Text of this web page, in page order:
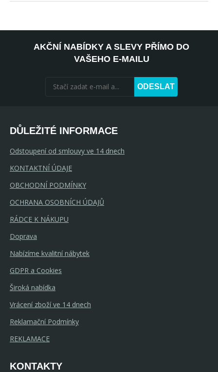
AKČNÍ NABÍDKY A SLEVY PŘÍMO DO
VAŠEHO E-MAILU
ODESLAT
DŮLEŽITÉ INFORMACE
Odstoupení od smlouvy ve 14 dnech
KONTAKTNÍ ÚDAJE
OBCHODNÍ PODMÍNKY
OCHRANA OSOBNÍCH ÚDAJŮ
RÁDCE K NÁKUPU
Doprava
Nabízíme kvalitní nábytek
GDPR a Cookies
Široká nabídka
Vrácení zboží ve 14 dnech
Reklamační Podmínky
REKLAMACE
KONTAKTY